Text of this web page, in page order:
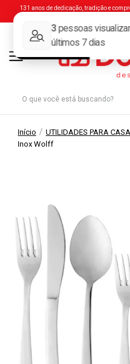
131 anos de dedicação, tradição e
Início / UTILIDADES PARA CASA
Inox Wolff